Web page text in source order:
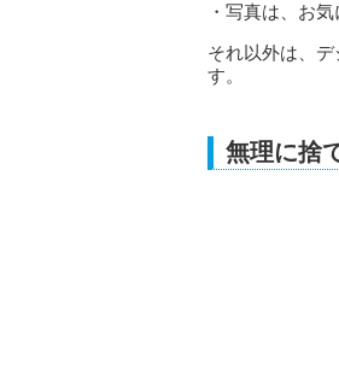
・写真は、お
それ以外は、
す。
無理に捨